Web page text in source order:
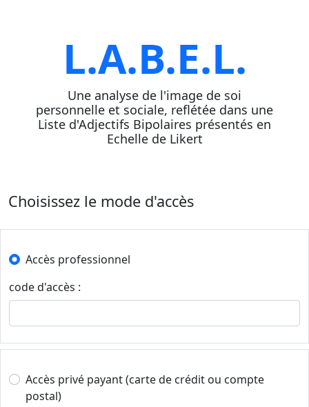
L.A.B.E.L.
Une analyse de l'image de soi
personnelle et sociale, reflétée dans une
Liste d'Adjectifs Bipolaires présentés en
Echelle de Likert
Choisissez le mode d'accès
Accès professionnel
code d'accès :
Accès privé payant (carte de crédit ou compte
postal)